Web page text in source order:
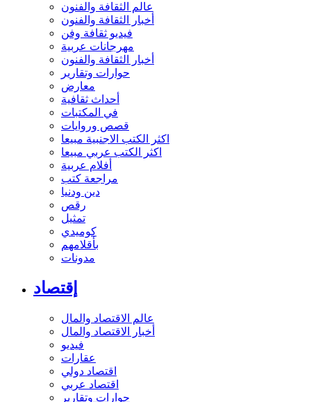
عالم الثقافة والفنون
أخبار الثقافة والفنون
فيديو ثقافة وفن
مهرجانات عربية
أخبار الثقافة والفنون
حوارات وتقارير
معارض
أحداث ثقافية
في المكتبات
قصص وروايات
اكثر الكتب الاجنبية مبيعا
اكثر الكتب عربي مبيعا
أفلام عربية
مراجعة كتب
دين ودنيا
رقص
تمثيل
كوميدي
بأقلامهم
مدونات
إقتصاد
عالم الاقتصاد والمال
أخبار الاقتصاد والمال
فيديو
عقارات
اقتصاد دولي
اقتصاد عربي
حوارات وتقارير